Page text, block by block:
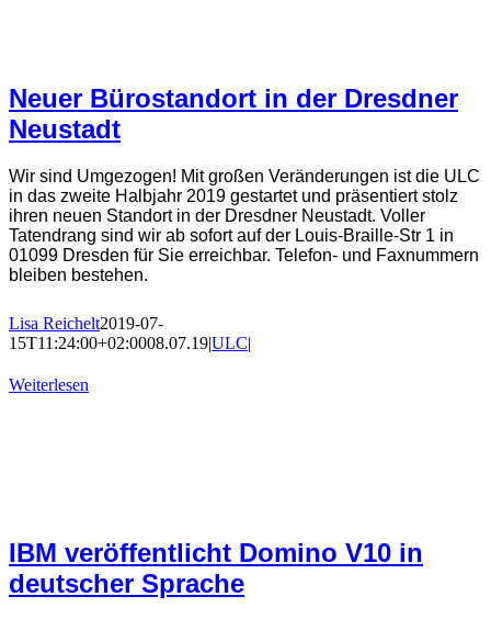
Neuer Bürostandort in der Dresdner
Neustadt
Wir sind Umgezogen! Mit großen Veränderungen ist die ULC
in das zweite Halbjahr 2019 gestartet und präsentiert stolz
ihren neuen Standort in der Dresdner Neustadt. Voller
Tatendrang sind wir ab sofort auf der Louis-Braille-Str 1 in
01099 Dresden für Sie erreichbar. Telefon- und Faxnummern
bleiben bestehen.
Lisa Reichelt2019-07-
15T11:24:00+02:0008.07.19|ULC|
Weiterlesen
IBM veröffentlicht Domino V10 in
deutscher Sprache